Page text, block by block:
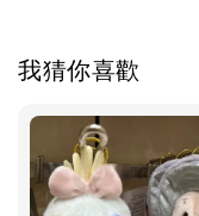
我猜你喜歡